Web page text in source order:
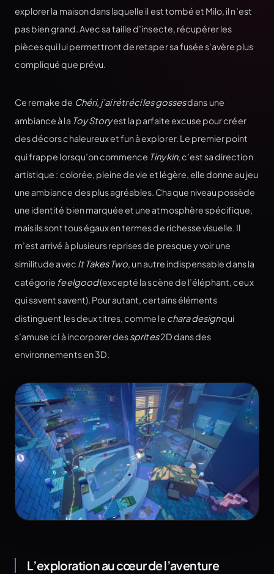
explorer la maison dans laquelle il est tombé et Milo, il n’est
pas bien grand. Avec sa taille d’insecte, récupérer les
pièces qui lui permettront de retaper sa fusée s’avère plus
compliqué que prévu.
Ce remake de Chéri, j’ai rétréci les gossesdans une
ambiance à la Toy Storyest la parfaite excuse pour créer
des décors chaleureux et fun à explorer. Le premier point
qui frappe lorsqu’on commence Tinykin, c’est sa direction
artistique : colorée, pleine de vie et légère, elle donne au jeu
une ambiance des plus agréables. Chaque niveau possède
une identité bien marquée et une atmosphère spécifique,
mais ils sont tous égaux en termes de richesse visuelle. Il
m’est arrivé à plusieurs reprises de presque y voir une
similitude avec It Takes Two, un autre indispensable dans la
catégorie feelgood(excepté la scène de l’éléphant, ceux
qui savent savent). Pour autant, certains éléments
distinguent les deux titres, comme le chara designqui
s’amuse ici à incorporer dessprites2D dans des
environnements en 3D.
L’exploration au cœur de l’aventure